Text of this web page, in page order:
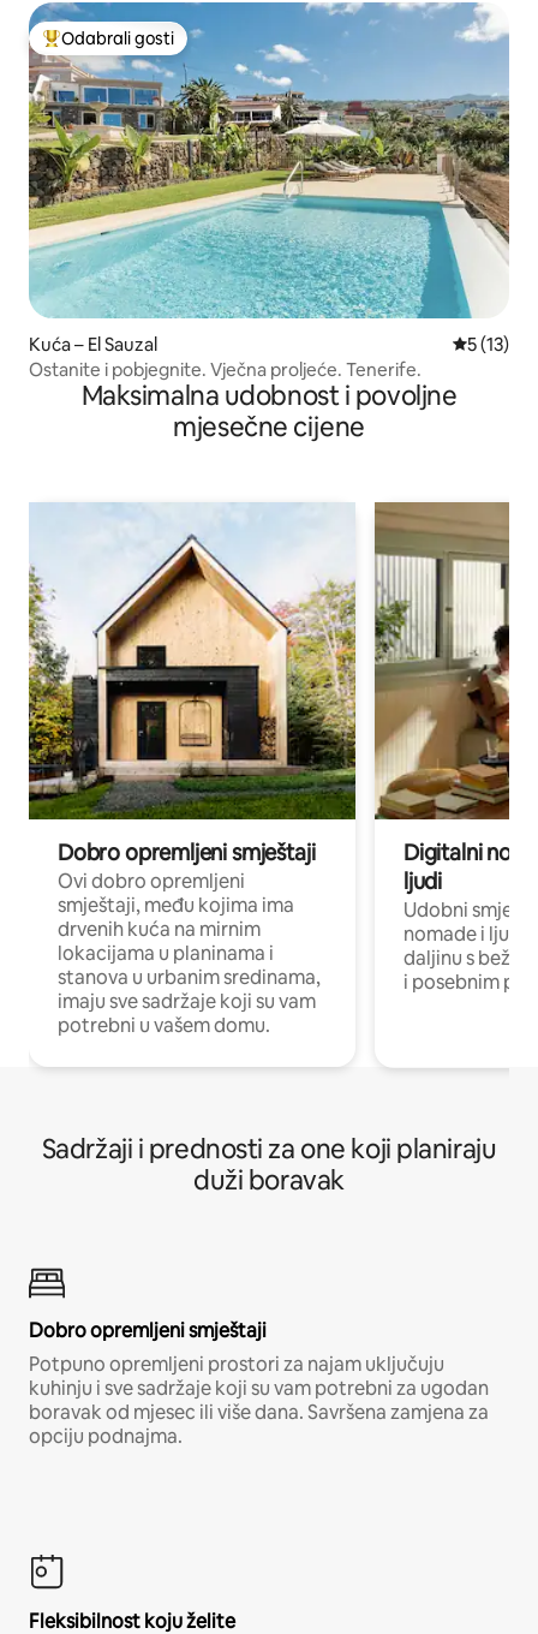
Među najviše rangiranima s oznakom „Odabrali gosti”
Odabrali gosti
Kuća – El Sauzal Prosječna
5 (13)
Ostanite i pobjegnite. Vječna proljeće. Tenerife.
Maksimalna udobnost i povoljne
mjesečne cijene
Dobro opremljeni smještaji
Ovi dobro opremljeni
smještaji, među kojima ima
drvenih kuća na mirnim
lokacijama u planinama i
stanova u urbanim sredinama,
imaju sve sadržaje koji su vam
potrebni u vašem domu.
Digitalni
ljudi
Udobni
nomade i ljude
daljinu s
i posebnim
Sadržaji i prednosti za one koji planiraju
duži boravak
Dobro opremljeni smještaji
Potpuno opremljeni prostori za najam uključuju
kuhinju i sve sadržaje koji su vam potrebni za ugodan
boravak od mjesec ili više dana. Savršena zamjena za
opciju podnajma.
Fleksibilnost koju želite